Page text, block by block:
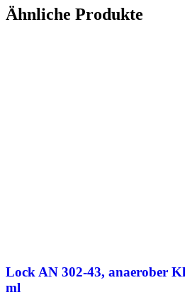
Ähnliche Produkte
Lock AN 302-43, anaerober
ml